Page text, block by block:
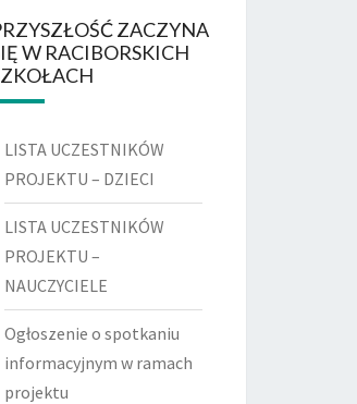
ZACZYNA
W RACIBORSKICH
LISTA UCZESTNIKÓW
PROJEKTU – DZIECI
LISTA UCZESTNIKÓW
PROJEKTU –
NAUCZYCIELE
Ogłoszenie o spotkaniu
informacyjnym w ramach
projektu